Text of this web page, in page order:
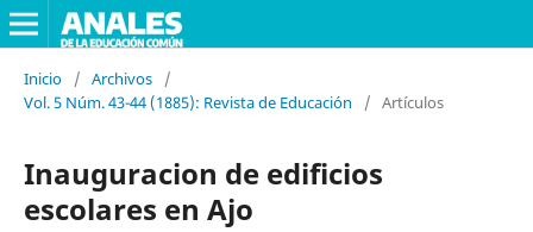
Inicio / Archivos
/
Vol. 5 Núm. 43-44 (1885): Revista de Educación
/ Artículos
Inauguracion de edificios
escolares en Ajo